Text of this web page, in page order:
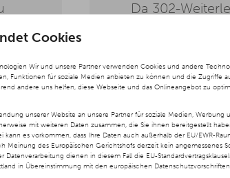
Cookies
Wir und unsere Partner verwenden Cookies und andere
Funktionen für soziale Medien anbieten zu können und die Zugriffe
andere uns helfen, diese Webseite und das Onlineangebot zu
unserer Website an unsere Partner für soziale Medien, Werbung
mit weiteren Daten zusammen, die Sie ihnen bereitgestellt
es vorkommen, dass Ihre Daten auch außerhalb der EU/EWR-
Meinung des Europäischen Gerichtshofs derzeit kein angemessenes
Datenverarbeitung dienen in diesem Fall die EU-
in Übereinstimmung mit den europäischen
Da 302-
nicht alle
sie nur dann
tatsächlich nur